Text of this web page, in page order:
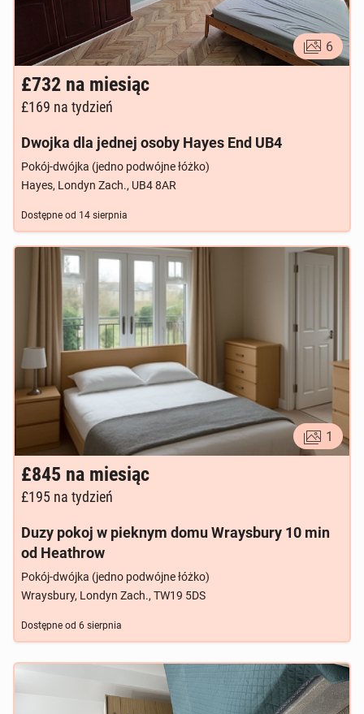
6
£732 na miesiąc
£169 na tydzień
Dwojka dla jednej osoby Hayes End UB4
Pokój-dwójka (jedno podwójne łóżko)
Hayes, Londyn Zach., UB4 8AR
Dostępne od 14 sierpnia
1
£845 na miesiąc
£195 na tydzień
Duzy pokoj w pieknym domu Wraysbury 10 min
od Heathrow
Pokój-dwójka (jedno podwójne łóżko)
Wraysbury, Londyn Zach., TW19 5DS
Dostępne od 6 sierpnia